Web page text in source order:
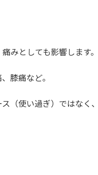
みとしても影響します。
膝痛など。
（使い過ぎ）ではなく